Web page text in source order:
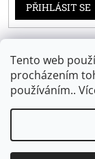
Tento web
procházením
používáním..
PŘIHLÁSIT SE